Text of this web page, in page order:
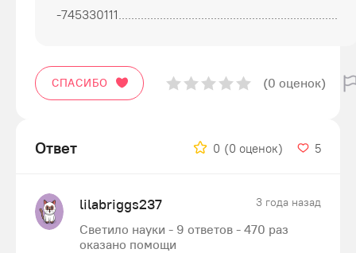
-745330111.....................................................................
СПАСИБО (0 оценок)
Ответ 0 (0 оценок) 5
lilabriggs237 3 года назад
Светило науки - 9 ответов - 470 раз
оказано помощи